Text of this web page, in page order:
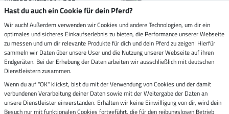
Zustellung durch
Sicher bezahlen mit
Vorkasse
Hast du auch ein Cookie für dein Pferd?
Wir auch! Außerdem verwenden wir Cookies und andere Technologien, um dir ein
optimales und sicheres Einkaufserlebnis zu bieten, die Performance unserer Webseite
zu messen und um dir relevante Produkte für dich und dein Pferd zu zeigen! Hierfür
sammeln wir Daten über unsere User und die Nutzung unserer Webseite auf ihren
Endgeräten. Bei der Erhebung der Daten arbeiten wir ausschließlich mit deutschen
Dienstleistern zusammen.
Wenn du auf "OK" klickst, bist du mit der Verwendung von Cookies und der damit
verbundenen Verarbeitung deiner Daten sowie mit der Weitergabe der Daten an
unsere Dienstleister einverstanden. Erhalten wir keine Einwilligung von dir, wird dein
Besuch nur mit funktionalen Cookies fortgeführt, die für den reibungslosen Betrieb